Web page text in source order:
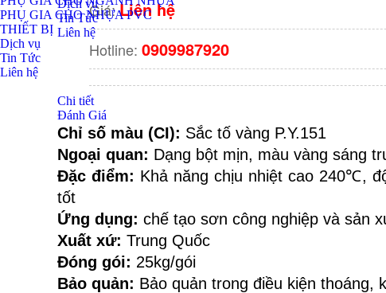
Dịch vụ
Tin Tức
Liên hệ
PHỤ GIA CHO NHỰA PVC
THIẾT BỊ
Dịch vụ
Tin Tức
Liên hệ
Giá:Liên hệ
Hotline: 0909987920
Chi tiết
Đánh Giá
Chỉ số màu (CI): Sắc tố vàng P.Y.151
Ngoại quan: Dạng bột mịn, màu vàng sáng
Đặc điểm: Khả năng chịu nhiệt cao 240℃,
tốt
Ứng dụng: chế tạo sơn công nghiệp và sản
Xuất xứ: Trung Quốc
Đóng gói: 25kg/gói
Bảo quản: Bảo quản trong điều kiện thoáng,